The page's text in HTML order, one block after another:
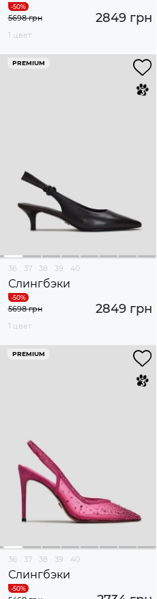
2849 грн
5698 грн
1 цвет
PREMIUM
36 37 38 39 40
Слингбэки
2849 грн
5698 грн
1 цвет
PREMIUM
36 37 38 39 40
Слингбэки